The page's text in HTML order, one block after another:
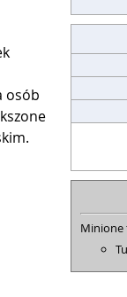
Minione
osób